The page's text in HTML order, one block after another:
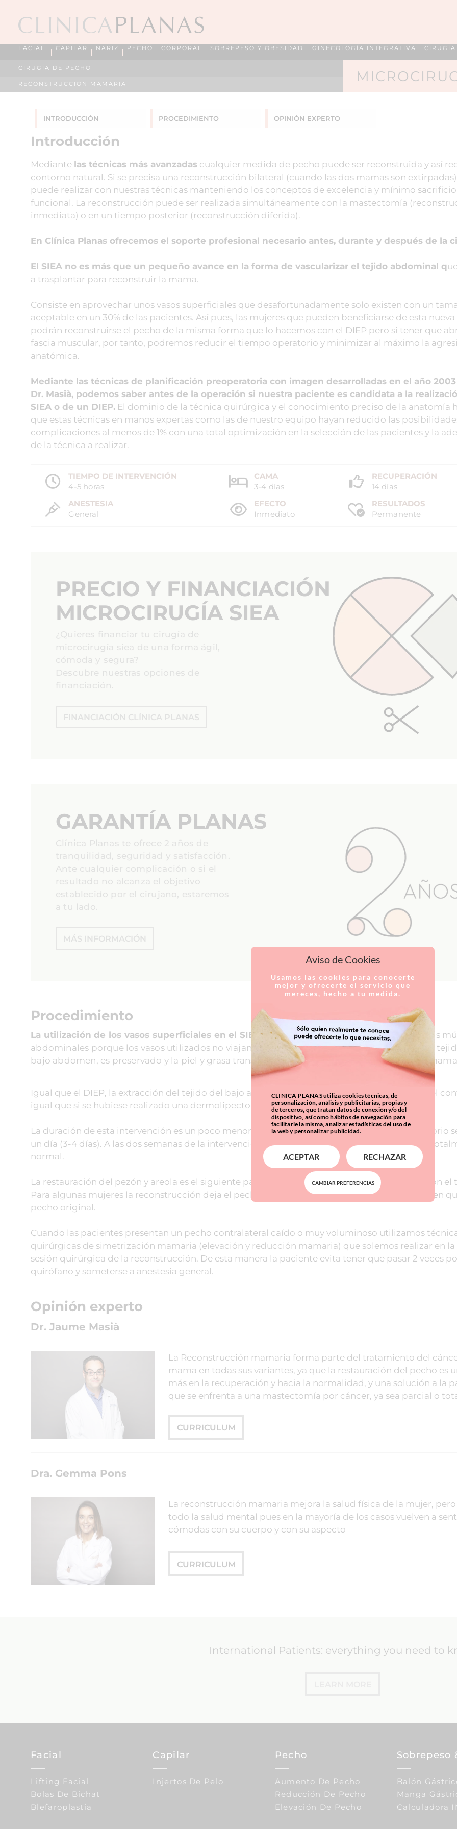
FACIAL CAPILAR NARIZ PECHO CORPORAL SOBREPESO Y OBESIDAD GINECOLOGÍA INTEGRATIVA CIRUGÍA
CIRUGÍA DE PECHO
RECONSTRUCCIÓN MAMARIA
INTRODUCCIÓN PROCEDIMIENTO OPINIÓN EXPERTO
Introducción
Mediante las técnicas más avanzadas cualquier medida de pecho puede ser reconstruida y así
contorno natural. Si se precisa una reconstrucción bilateral (cuando las dos mamas son extirpadas)
puede realizar con nuestras técnicas manteniendo los conceptos de excelencia y mínimo sacrificio
funcional. La reconstrucción puede ser realizada simultáneamente con la mastectomía
inmediata) o en un tiempo posterior (reconstrucción diferida).
En Clínica Planas ofrecemos el soporte profesional necesario antes, durante y después de la
El SIEA no es más que un pequeño avance en la forma de vascularizar el tejido abdominal q
a trasplantar para reconstruir la mama.
Consiste en aprovechar unos vasos superficiales que desafortunadamente solo existen con un
aceptable en un 30% de las pacientes. Así pues, las mujeres que pueden beneficiarse de esta
podrán reconstruirse el pecho de la misma forma que lo hacemos con el DIEP pero si tener que
fascia muscular, por tanto, podremos reducir el tiempo operatorio y minimizar al máximo la
anatómica.
Mediante las técnicas de planificación preoperatoria con imagen desarrolladas en el año
Dr. Masià, podemos saber antes de la operación si nuestra paciente es candidata a la
SIEA o de un DIEP. El dominio de la técnica quirúrgica y el conocimiento preciso de la anatomía
que estas técnicas en manos expertas como las de nuestro equipo hayan reducido las
complicaciones al menos de 1% con una total optimización en la selección de las pacientes y la
de la técnica a realizar.
TIEMPO DE INTERVENCIÓN
4-5 horas
CAMA
3-4 días
RECUPERACIÓN
14 días
ANESTESIA
General
EFECTO
Inmediato
RESULTADOS
Permanente
PRECIO Y FINANCIACIÓN
MICROCIRUGÍA SIEA
¿Quieres financiar tu cirugía de
microcirugía siea de una forma ágil,
cómoda y segura?
Descubre nuestras opciones de
financiación.
FINANCIACIÓN CLÍNICA PLANAS
GARANTÍA PLANAS
Clínica Planas te ofrece 2 años de
tranquilidad, seguridad y satisfacción.
Ante cualquier complicación o si el
resultado no alcanza el objetivo
establecido por el cirujano, estaremos
a tu lado.
MÁS INFORMACIÓN
Procedimiento
La utilización de los vasos superficiales en el SIEApermite por completo evitar el tocar los
abdominales porque los vasos utilizados no viajan a través del músculo. El vaso que nutre al
bajo abdomen, es preservado y la piel y grasa transferida son transformados en una nueva
Igual que el DIEP, la extracción del tejido del bajo abdomen deja una delgada cicatriz y deja el
igual que si se hubiese realizado una dermolipectomía abdominal estética.
La duración de esta intervención es un poco menor, unas 4 o 5 horas, y también el postoperatorio
un día (3-4 días). A las dos semanas de la intervención las pacientes pueden realizar una vida
normal.
La restauración del pezón y areola es el siguiente paso. La cicatriz disminuye gradualmente con el
Para algunas mujeres la reconstrucción deja el pecho más firme y con una apariencia más joven
pecho original.
Cuando las pacientes presentan un pecho contralateral caído o muy voluminoso utilizamos
quirúrgicas de simetrización mamaria (elevación y reducción mamaria) que solemos realizar en la
sesión quirúrgica de la reconstrucción. De esta manera la paciente evita tener que pasar 2 veces
quirófano y someterse a anestesia general.
Opinión experto
Dr. Jaume Masià
La Reconstrucción mamaria forma parte del tratamiento del
mama en todas sus variantes, ya que la restauración del pecho es
más en la recuperación y hacia la normalidad, y una solución a la
que se enfrenta a una mastectomía por cáncer, ya sea parcial o
CURRICULUM
Dra. Gemma Pons
La reconstrucción mamaria mejora la salud física de la mujer,
todo la salud mental pues en la mayoría de los casos vuelven a
cómodas con su cuerpo y con su aspecto
CURRICULUM
International Patients: everything you need to
Facial
Lifting Facial
Bolas De Bichat
Blefaroplastia
Capilar
Injertos De Pelo
Pecho
Aumento De Pecho
Reducción De Pecho
Elevación De Pecho
Sobrepeso
Balón
Manga
Calculadora
Aviso de Cookies
Usamos las cookies para conocerte
mejor y ofrecerte el servicio que
mereces, hecho a tu medida.
CLINICA PLANAS utiliza cookies técnicas, de
personalización, análisis y publicitarias, propias y
de terceros, que tratan datos de conexión y/o del
dispositivo, así como hábitos de navegación para
facilitarle la misma, analizar estadísticas del uso de
la web y personalizar publicidad.
ACEPTAR RECHAZAR
CAMBIAR PREFERENCIAS